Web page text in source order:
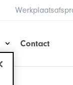
Contact